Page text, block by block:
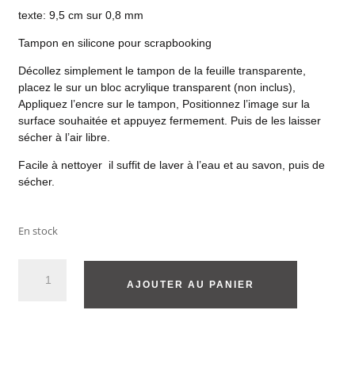
texte: 9,5 cm sur 0,8 mm
Tampon en silicone pour scrapbooking
Décollez simplement le tampon de la feuille transparente,
placez le sur un bloc acrylique transparent (non inclus),
Appliquez l’encre sur le tampon, Positionnez l’image sur la
surface souhaitée et appuyez fermement. Puis de les laisser
sécher à l’air libre.
Facile à nettoyer il suffit de laver à l’eau et au savon, puis de
sécher.
En stock
AJOUTER AU PANIER